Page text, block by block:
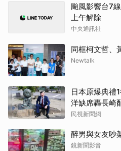
颱風影響台7
上午解除
中央通訊社
同框柯文哲、
Newtalk
日本原爆典禮
洋缺席轟長崎
民視新聞網
醉男與女友吵
鏡新聞影音